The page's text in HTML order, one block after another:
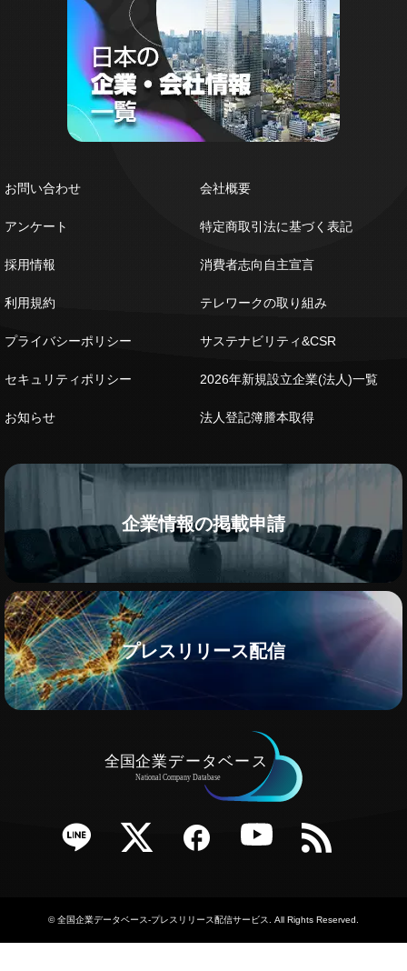
お問い合わせ
アンケート
採用情報
利用規約
プライバシーポリシー
セキュリティポリシー
お知らせ
会社概要
特定商取引法に基づく表記
消費者志向自主宣言
テレワークの取り組み
サステナビリティ&CSR
2026年新規設立企業(法人)一覧
法人登記簿謄本取得
企業情報の掲載申請
プレスリリース配信
Twitter Facebook YouTube RSS
©全国企業データベース-プレスリリース配信サービス . All Rights Reserved.